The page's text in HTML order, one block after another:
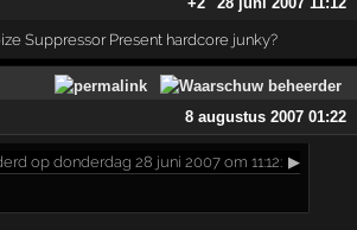
Suppressor Present hardcore junky?
8 augustus 2007 01:22
op donderdag 28 juni 2007 om 11:12: ▶